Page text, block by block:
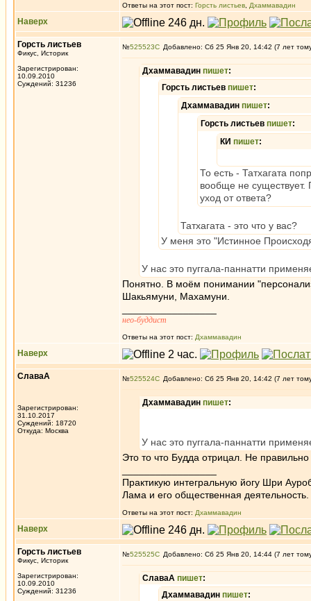
Ответы на этот пост: Горсть листьев Дхаммавадин
Наверх
Горсть листьев
Фикус, Историк
Зарегистрирован:
10.09.2010
Суждений: 31236
№525523 Добавлено: Сб 25 Янв 20, 14:42 (7 лет
Дхаммавадин пишет:
Горсть листьев пишет:
Дхаммавадин пишет:
Горсть листьев пишет:
КИ пишет:
То есть - Татхагата
вообще не существует.
уход от ответа?
Татхагата - это что у вас?
У меня это "Истинное
У нас это пуггала-паннатти
Понятно. В моём понимании
Шакьямуни, Махамуни.
нео-буддист
Ответы на этот пост: Дхаммавадин
Наверх
СлаваА
Зарегистрирован:
31.10.2017
Суждений: 18720
Откуда: Москва
№525524 Добавлено: Сб 25 Янв 20, 14:42 (7 лет
Дхаммавадин пишет:
У нас это пуггала-паннатти
Это то что Будда отрицал. Не правильно
Практикую интегральную йогу Шри
Лама и его общественная деятельность.
Ответы на этот пост: Дхаммавадин
Наверх
Горсть листьев
Фикус, Историк
Зарегистрирован:
10.09.2010
Суждений: 31236
№525525 Добавлено: Сб 25 Янв 20, 14:44 (7 лет
СлаваА пишет:
Дхаммавадин пишет: